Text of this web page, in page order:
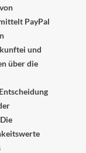
PayPal
und
über die